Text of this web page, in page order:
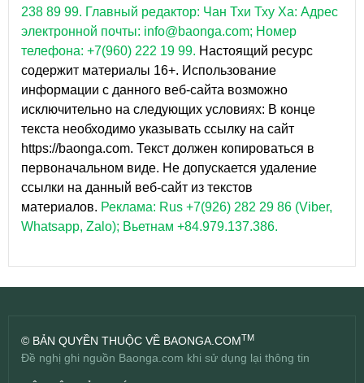
238 89 99. Главный редактор: Чан Тхи Тху Ха: Адрес
электронной почты: info@baonga.com; Номер
телефона: +7(960) 222 19 99. Настоящий ресурс
содержит материалы 16+. Использование
информации с данного веб-сайта возможно
исключительно на следующих условиях: В конце
текста необходимо указывать ссылку на сайт
https://baonga.com. Текст должен копироваться в
первоначальном виде. Не допускается удаление
ссылки на данный веб-сайт из текстов
материалов. Реклама: Rus +7(926) 282 29 86 (Viber,
Whatsapp, Zalo); Вьетнам +84.979.137.386.
© BẢN QUYỀN THUỘC VỀ BAONGA.COMTM
Đề nghị ghi nguồn Baonga.com khi sử dụng lại thông tin